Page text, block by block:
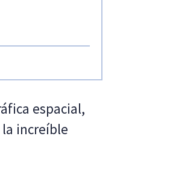
espacial,
increíble